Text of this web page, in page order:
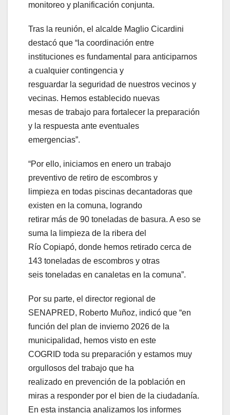
monitoreo y planificación conjunta.
Tras la reunión, el alcalde Maglio Cicardini
destacó que “la coordinación entre
instituciones es fundamental para anticiparnos
a cualquier contingencia y
resguardar la seguridad de nuestros vecinos y
vecinas. Hemos establecido nuevas
mesas de trabajo para fortalecer la preparación
y la respuesta ante eventuales
emergencias”.
“Por ello, iniciamos en enero un trabajo
preventivo de retiro de escombros y
limpieza en todas piscinas decantadoras que
existen en la comuna, logrando
retirar más de 90 toneladas de basura. A eso se
suma la limpieza de la ribera del
Río Copiapó, donde hemos retirado cerca de
143 toneladas de escombros y otras
seis toneladas en canaletas en la comuna”.
Por su parte, el director regional de
SENAPRED, Roberto Muñoz, indicó que “en
función del plan de invierno 2026 de la
municipalidad, hemos visto en este
COGRID toda su preparación y estamos muy
orgullosos del trabajo que ha
realizado en prevención de la población en
miras a responder por el bien de la ciudadanía.
En esta instancia analizamos los informes